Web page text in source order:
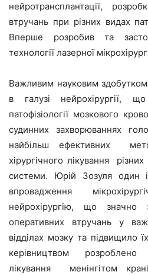
нейротрансплантації,
втручань при різних видах
Вперше розробив та
технології лазерної
Важливим науковим
в галузі нейрохірургії,
патофізіології мозкового
судинних захворюваннях
найбільш ефективних
хірургічного лікування різних
системи. Юрій Зозуля один
впровадження
нейрохірургію, що значно
оперативних втручань у
відділах мозку та підвищило
керівництвом розроблено
лікування менінгітом